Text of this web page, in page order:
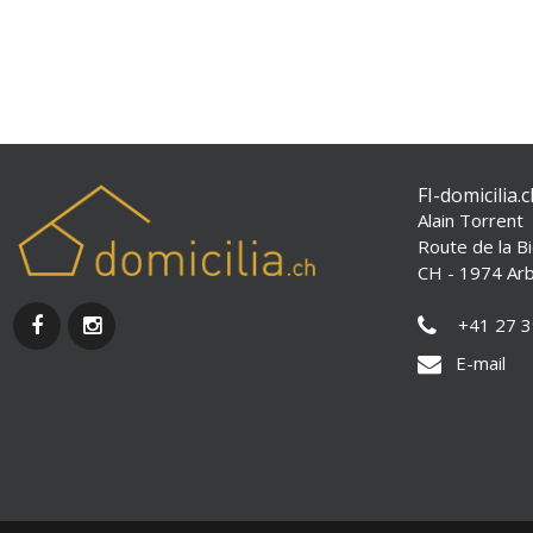
FI-
Alain Torrent
Route de la
CH - 1974
+41 27
E-mail